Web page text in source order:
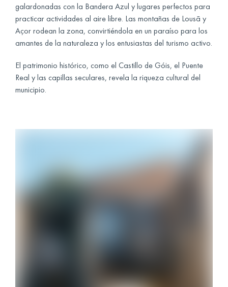
galardonadas con la Bandera Azul y lugares perfectos para
practicar actividades al aire libre. Las montañas de Lousã y
Açor rodean la zona, convirtiéndola en un paraíso para los
amantes de la naturaleza y los entusiastas del turismo activo.
El patrimonio histórico, como el Castillo de Góis, el Puente
Real y las capillas seculares, revela la riqueza cultural del
municipio.